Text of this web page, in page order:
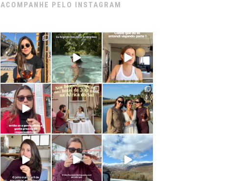
ACOMPANHE PELO INSTAGRAM